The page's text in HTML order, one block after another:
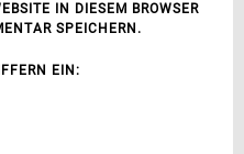
IN DIESEM BROWSER
SPEICHERN.
EIN: